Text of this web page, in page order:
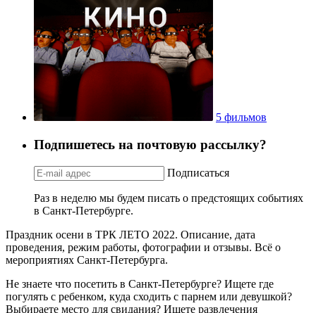
5 фильмов
Подпишетесь на почтовую рассылку?
Подписаться
Раз в неделю мы будем писать о предстоящих событиях
в Санкт-Петербурге.
Праздник осени в ТРК ЛЕТО 2022. Описание, дата
проведения, режим работы, фотографии и отзывы. Всё о
мероприятиях Санкт-Петербурга.
Не знаете что посетить в Санкт-Петербурге? Ищете где
погулять с ребенком, куда сходить с парнем или девушкой?
Выбираете место для свидания? Ищете развлечения